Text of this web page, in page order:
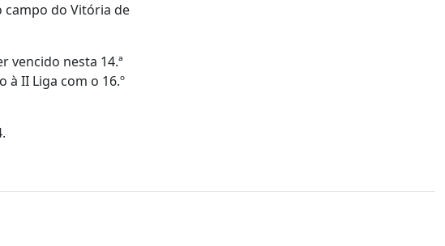
campo do Vitória de
vencido nesta 14.ª
II Liga com o 16.º